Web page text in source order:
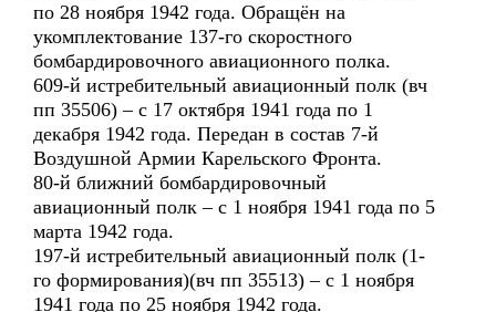
по 28 ноября 1942 года. Обращён на
укомплектование 137-го скоростного
бомбардировочного авиационного полка.
609-й истребительный авиационный полк (вч
пп 35506) – с 17 октября 1941 года по 1
декабря 1942 года. Передан в состав 7-й
Воздушной Армии Карельского Фронта.
80-й ближний бомбардировочный
авиационный полк – с 1 ноября 1941 года по 5
марта 1942 года.
197-й истребительный авиационный полк (1-
го формирования)(вч пп 35513) – с 1 ноября
1941 года по 25 ноября 1942 года.